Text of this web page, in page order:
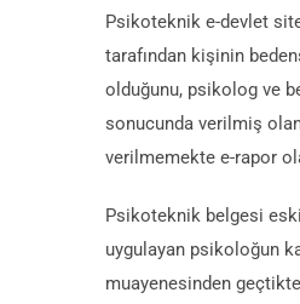
Psikoteknik e-devlet
tarafından kişinin
olduğunu, psikolog ve
sonucunda verilmiş
verilmemekte e-rapor
Psikoteknik belgesi
uygulayan psikoloğun
muayenesinden